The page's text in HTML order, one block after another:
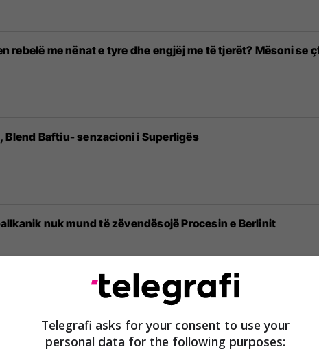
rebelë me nënat e tyre dhe engjëj me të tjerët? Mësoni se
Blend Baftiu- senzacioni i Superligës
nuk mund të zëvendësojë Procesin e Berlinit
mund të bëjë një grua; A shtohet rreziku pas çdo
Telegrafi asks for your consent to use your
personal data for the following purposes: